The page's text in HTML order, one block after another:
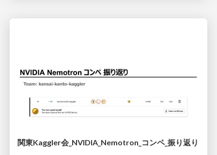
関東Kaggler会_NVIDIA_Nemotron_コンペ_振り返り